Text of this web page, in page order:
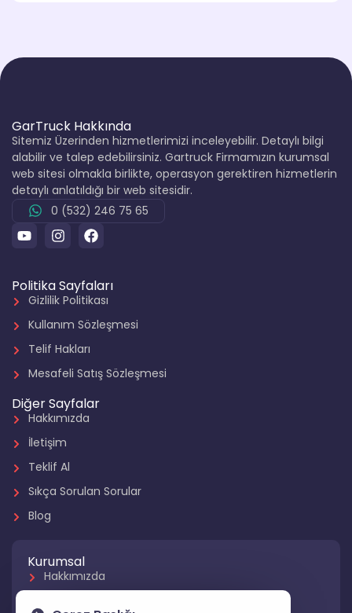
GarTruck Hakkında
Sitemiz Üzerinden hizmetlerimizi inceleyebilir. Detaylı bilgi
alabilir ve talep edebilirsiniz. Gartruck Firmamızın kurumsal
web sitesi olmakla birlikte, operasyon gerektiren hizmetlerin
detaylı anlatıldığı bir web sitesidir.
0 (532) 246 75 65
Politika Sayfaları
Gizlilik Politikası
Kullanım Sözleşmesi
Telif Hakları
Mesafeli Satış Sözleşmesi
Diğer Sayfalar
Hakkımızda
İletişim
Teklif Al
Sıkça Sorulan Sorular
Blog
Kurumsal
Hakkımızda